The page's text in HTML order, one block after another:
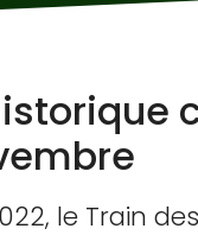
le Train